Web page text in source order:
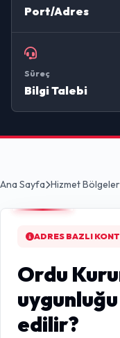
Port/Adres
Süreç
Bilgi Talebi
Ana Sayfa Hizmet
ADRES BAZLI
Ordu
edilir?